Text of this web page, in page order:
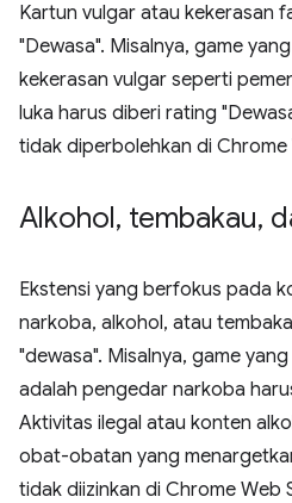
Kartun vulgar atau kekerasan
"Dewasa". Misalnya, game
kekerasan vulgar seperti
luka harus diberi rating
tidak diperbolehkan di Chrome
Alkohol, tembakau,
Ekstensi yang berfokus pada
narkoba, alkohol, atau
"dewasa". Misalnya, game
adalah pengedar narkoba
Aktivitas ilegal atau konten
obat-obatan yang
tidak diizinkan di Chrome Web